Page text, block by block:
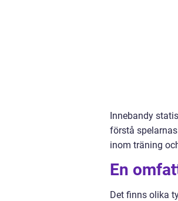
Innebandy
förstå
inom träning
En
Det finns olika